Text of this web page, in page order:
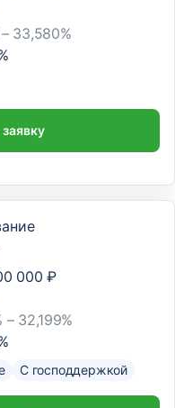
33,580%
000 ₽
– 32,199%
С господдержкой